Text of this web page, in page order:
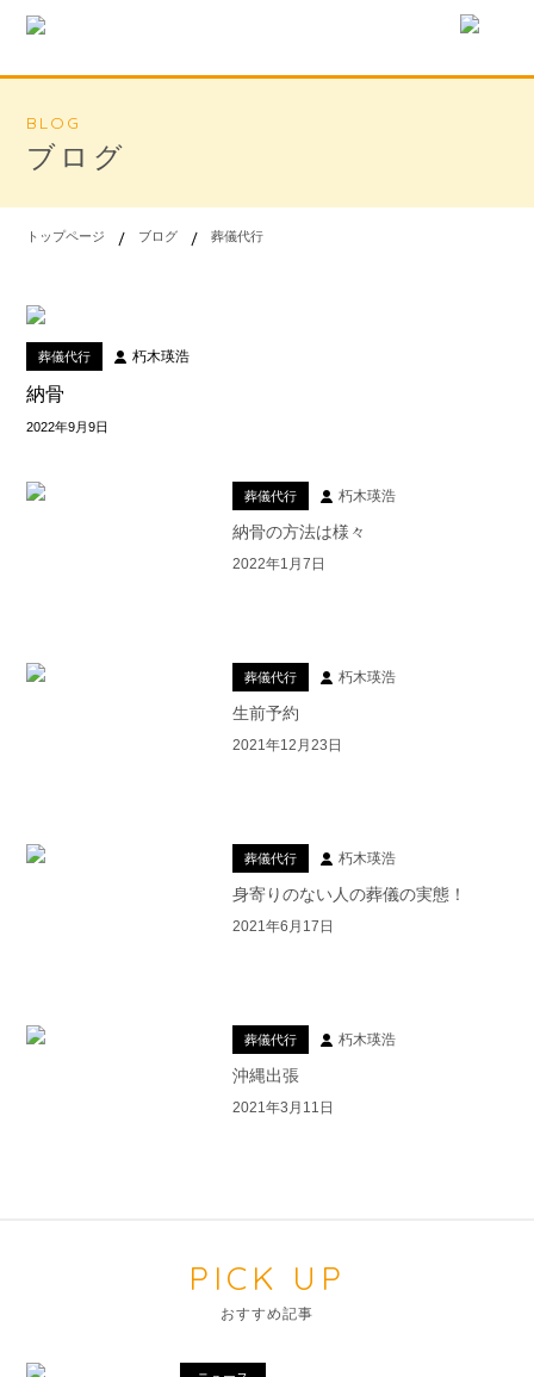
BLOG
ブログ
トップページ ブログ 葬儀代行
葬儀代行 朽木瑛浩
納骨
2022年9月9日
葬儀代行 朽木瑛浩
納骨の方法は様々
2022年1月7日
葬儀代行 朽木瑛浩
生前予約
2021年12月23日
葬儀代行 朽木瑛浩
身寄りのない人の葬儀の実態！
2021年6月17日
葬儀代行 朽木瑛浩
沖縄出張
2021年3月11日
PICK UP
おすすめ記事